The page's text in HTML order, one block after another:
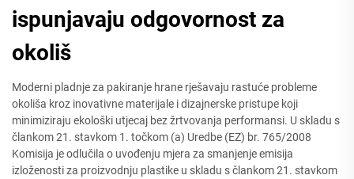
ispunjavaju odgovornost za
okoliš
Moderni pladnje za pakiranje hrane rješavaju rastuće probleme
okoliša kroz inovativne materijale i dizajnerske pristupe koji
minimiziraju ekološki utjecaj bez žrtvovanja performansi. U skladu s
člankom 21. stavkom 1. točkom (a) Uredbe (EZ) br. 765/2008
Komisija je odlučila o uvođenju mjera za smanjenje emisija
izloženosti za proizvodnju plastike u skladu s člankom 21. stavkom